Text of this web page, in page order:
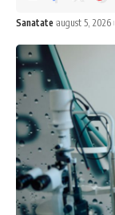
Sanatate august 5, 2026